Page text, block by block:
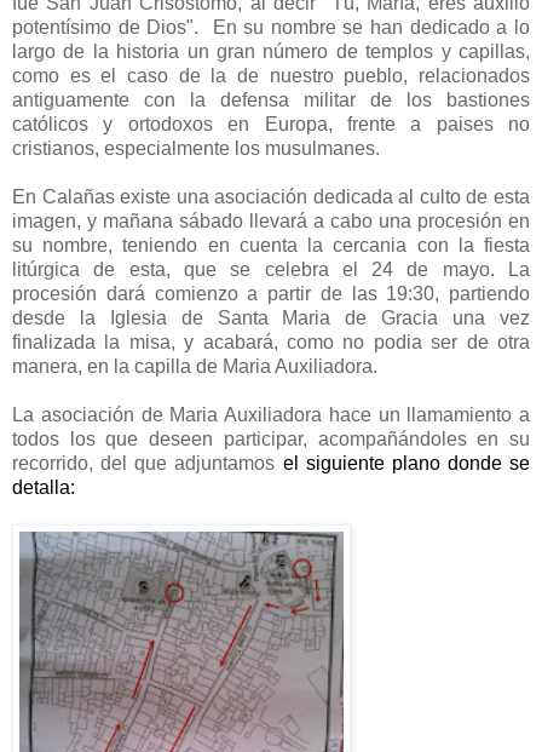
potentísimo de Dios". En su nombre se han dedicado a lo
largo de la historia un gran número de templos y capillas,
como es el caso de la de nuestro pueblo, relacionados
antiguamente con la defensa militar de los bastiones
católicos y ortodoxos en Europa, frente a paises no
cristianos, especialmente los musulmanes.
En Calañas existe una asociación dedicada al culto de esta
imagen, y mañana sábado llevará a cabo una procesión en
su nombre, teniendo en cuenta la cercania con la fiesta
litúrgica de esta, que se celebra el 24 de mayo. La
procesión dará comienzo a partir de las 19:30, partiendo
desde la Iglesia de Santa Maria de Gracia una vez
finalizada la misa, y acabará, como no podia ser de otra
manera, en la capilla de Maria Auxiliadora.
La asociación de Maria Auxiliadora hace un llamamiento a
todos los que deseen participar, acompañándoles en su
recorrido, del que adjuntamos el siguiente plano donde se
detalla: